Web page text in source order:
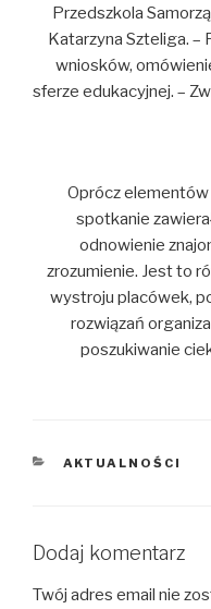
Przedszkola
Katarzyna Szteliga. –
wniosków,
sferze edukacyjnej. –
Oprócz
spotkanie
odnowienie
zrozumienie. Jest to
wystroju placówek,
rozwiązań
poszukiwanie
KATEGORIE
AKTUALNOŚCI
Dodaj komentarz
Twój adres email nie